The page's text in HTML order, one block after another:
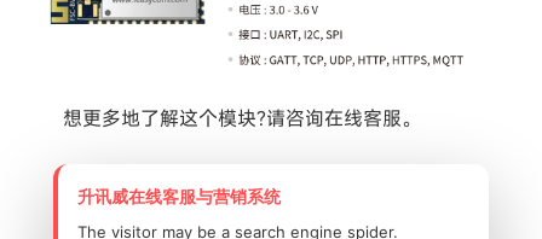
想更多地了解这个模块?请咨询在线客服。
升讯威在线客服与营销系统
The visitor may be a search engine spider.